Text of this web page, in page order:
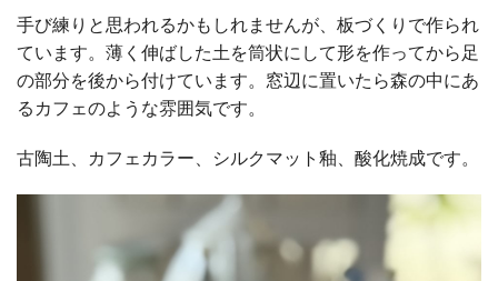
手び練りと思われるかもしれませんが、板づくりで作られ
ています。薄く伸ばした土を筒状にして形を作ってから足
の部分を後から付けています。窓辺に置いたら森の中にあ
るカフェのような雰囲気です。
古陶土、カフェカラー、シルクマット釉、酸化焼成です。